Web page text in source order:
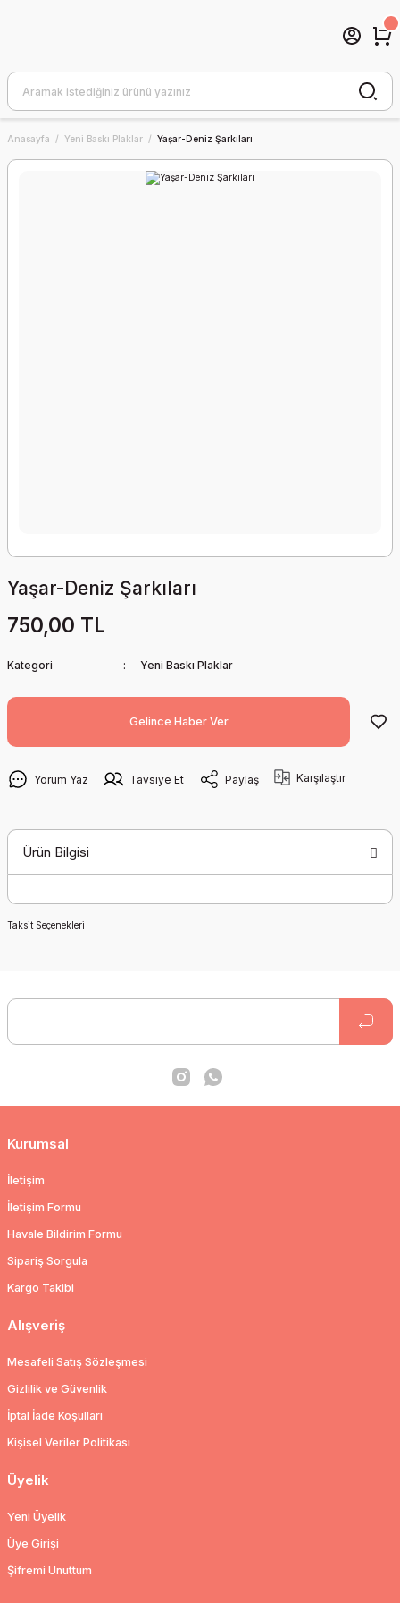
Anasayfa Yeni Baskı Plaklar Yaşar-Deniz Şarkıları
Yaşar-Deniz Şarkıları
750,00 TL
Kategori Yeni Baskı Plaklar
Gelince Haber Ver
Yorum Yaz Tavsiye Et Paylaş Karşılaştır
Ürün Bilgisi
Taksit Seçenekleri
Kurumsal
İletişim
İletişim Formu
Havale Bildirim Formu
Sipariş Sorgula
Kargo Takibi
Alışveriş
Mesafeli Satış Sözleşmesi
Gizlilik ve Güvenlik
İptal İade Koşullari
Kişisel Veriler Politikası
Üyelik
Yeni Üyelik
Üye Girişi
Şifremi Unuttum